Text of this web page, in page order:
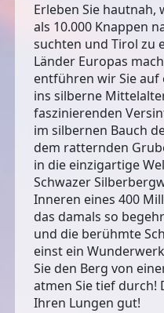
Erleben Sie hautnah,
als 10.000 Knappen
suchten und Tirol zu
Länder Europas
entführen wir Sie auf
ins silberne
faszinierenden
im silbernen Bauch
dem ratternden
in die einzigartige
Schwazer
Inneren eines 400
das damals so
und die berühmte
einst ein
Sie den Berg von
atmen Sie tief
Ihren Lungen gut!